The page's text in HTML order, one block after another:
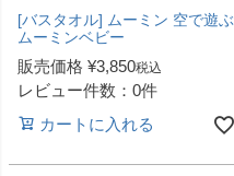
[バスタオル] ムーミン 空で遊ぶ
ムーミンベビー
販売価格 ¥3,850税込
レビュー件数：0件
カートに入れる